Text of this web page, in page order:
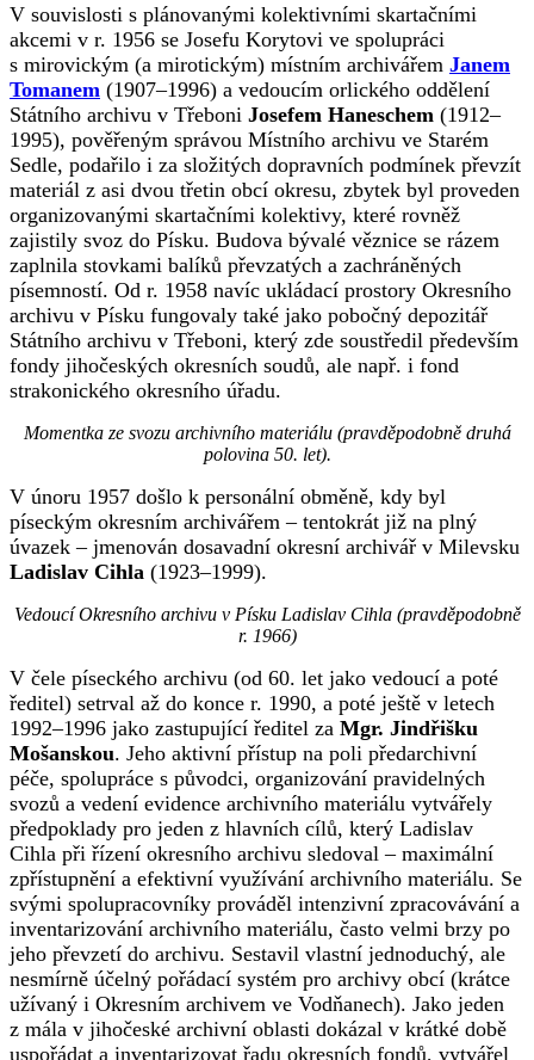
V souvislosti s plánovanými kolektivními skartačními
akcemi v r. 1956 se Josefu Korytovi ve spolupráci
s mirovickým (a mirotickým) místním archivářem Janem
Tomanem (1907–1996) a vedoucím orlického oddělení
Státního archivu v Třeboni Josefem Haneschem (1912–
1995), pověřeným správou Místního archivu ve Starém
Sedle, podařilo i za složitých dopravních podmínek převzít
materiál z asi dvou třetin obcí okresu, zbytek byl proveden
organizovanými skartačními kolektivy, které rovněž
zajistily svoz do Písku. Budova bývalé věznice se rázem
zaplnila stovkami balíků převzatých a zachráněných
písemností. Od r. 1958 navíc ukládací prostory Okresního
archivu v Písku fungovaly také jako pobočný depozitář
Státního archivu v Třeboni, který zde soustředil především
fondy jihočeských okresních soudů, ale např. i fond
strakonického okresního úřadu.
Momentka ze svozu archivního materiálu (pravděpodobně druhá
polovina 50. let).
V únoru 1957 došlo k personální obměně, kdy byl
píseckým okresním archivářem – tentokrát již na plný
úvazek – jmenován dosavadní okresní archivář v Milevsku
Ladislav Cihla (1923–1999).
Vedoucí Okresního archivu v Písku Ladislav Cihla (pravděpodobně
r. 1966)
V čele píseckého archivu (od 60. let jako vedoucí a poté
ředitel) setrval až do konce r. 1990, a poté ještě v letech
1992–1996 jako zastupující ředitel za Mgr. Jindřišku
Mošanskou. Jeho aktivní přístup na poli předarchivní
péče, spolupráce s původci, organizování pravidelných
svozů a vedení evidence archivního materiálu vytvářely
předpoklady pro jeden z hlavních cílů, který Ladislav
Cihla při řízení okresního archivu sledoval – maximální
zpřístupnění a efektivní využívání archivního materiálu. Se
svými spolupracovníky prováděl intenzivní zpracovávání a
inventarizování archivního materiálu, často velmi brzy po
jeho převzetí do archivu. Sestavil vlastní jednoduchý, ale
nesmírně účelný pořádací systém pro archivy obcí (krátce
užívaný i Okresním archivem ve Vodňanech). Jako jeden
z mála v jihočeské archivní oblasti dokázal v krátké době
uspořádat a inventarizovat řadu okresních fondů, vytvářel